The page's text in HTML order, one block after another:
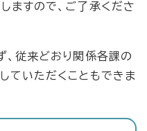
ますので、ご了承くださ
、従来どおり関係各課の
ていただくこともできま